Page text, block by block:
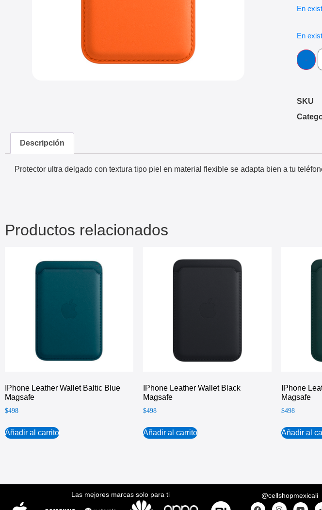
En
En
SKU
Descripción
Protector ultra delgado con textura tipo piel en material flexible se adapta bien a tu
Productos relacionados
IPhone Leather Wallet Baltic Blue
Magsafe
$498
Añadir al carrito
IPhone Leather Wallet Black
Magsafe
$498
Añadir al carrito
IPhone
Magsafe
$498
Añadir al
Las mejores marcas solo para ti @cellshopmexicali